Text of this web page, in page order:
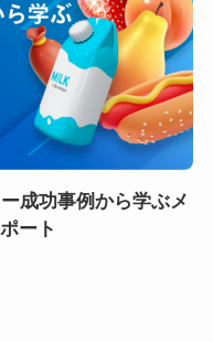
成功事例から学ぶメ
ート